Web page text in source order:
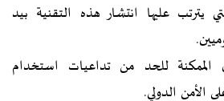
يترتب عليها انتشار هذه التقنية بيد
للحد من تداعيات استخدام
الأمن الدولي.